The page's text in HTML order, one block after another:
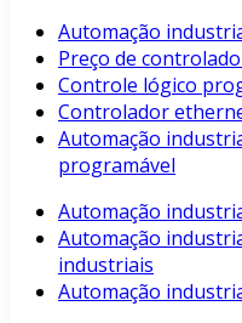
Automação
Preço de
Controle lógico
Controlador
Automação
programável
Automação
Automação
industriais
Automação